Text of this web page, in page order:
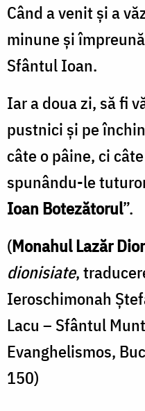
Când a venit şi a
minune şi
Sfântul Ioan.
Iar a doua zi, să fi
pustnici şi pe
câte o pâine, ci
spunându-le
Ioan Botezătorul”.
(Monahul Lazăr
dionisiate,
Ieroschimonah
Lacu – Sfântul
Evanghelismos,
150)